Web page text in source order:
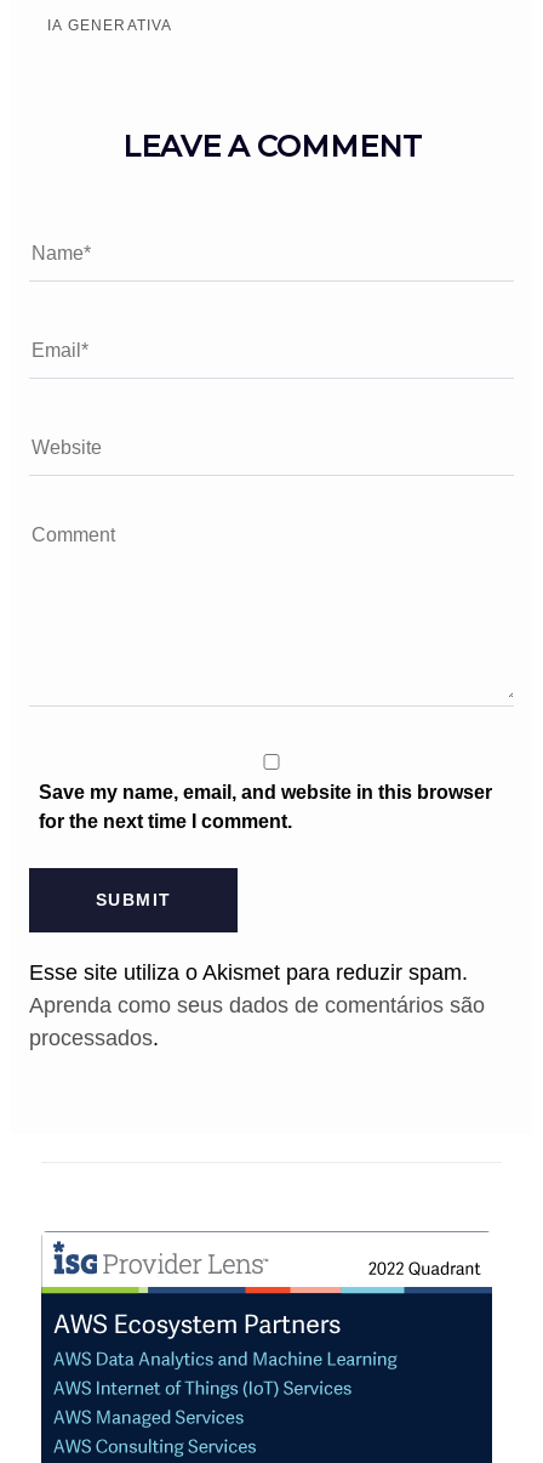
IA GENERATIVA
LEAVE A COMMENT
Save my name, email, and website in this browser
for the next time I comment.
Esse site utiliza o Akismet para reduzir spam.
Aprenda como seus dados de comentários são
processados.